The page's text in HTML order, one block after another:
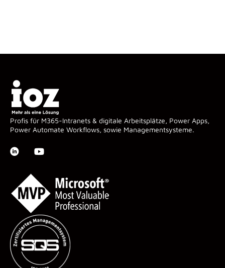
Profis für M365-Intranets & digitale Arbeitsplätze, Power Apps,
Power Automate Workflows, sowie Managementsysteme.